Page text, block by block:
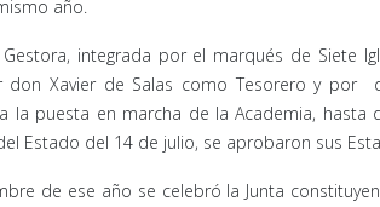
año.
integrada por el marqués de Siete
don Xavier de Salas como Tesorero y por
la puesta en marcha de la Academia,
Estado del 14 de julio, se aprobaron sus
de ese año se celebró la Junta